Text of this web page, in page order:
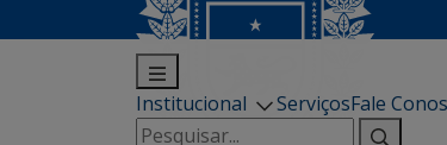
Institucional ServiçosFale
Pesquisar